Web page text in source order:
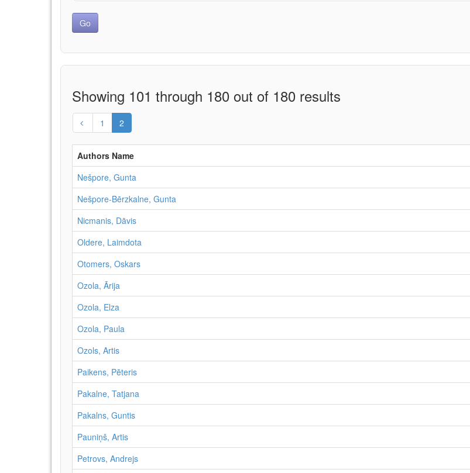
Showing 101 through 180 out of 180 results
1 2
Authors Name
Nešpore, Gunta
Nešpore-Bērzkalne, Gunta
Nicmanis, Dāvis
Oldere, Laimdota
Otomers, Oskars
Ozola, Ārija
Ozola, Elza
Ozola, Paula
Ozols, Artis
Paikens, Pēteris
Pakalne, Tatjana
Pakalns, Guntis
Pauniņš, Artis
Petrovs, Andrejs